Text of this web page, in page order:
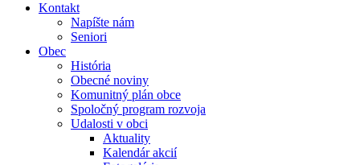
Kontakt
Napíšte nám
Seniori
Obec
História
Obecné noviny
Komunitný plán obce
Spoločný program rozvoja
Udalosti v obci
Aktuality
Kalendár akcií